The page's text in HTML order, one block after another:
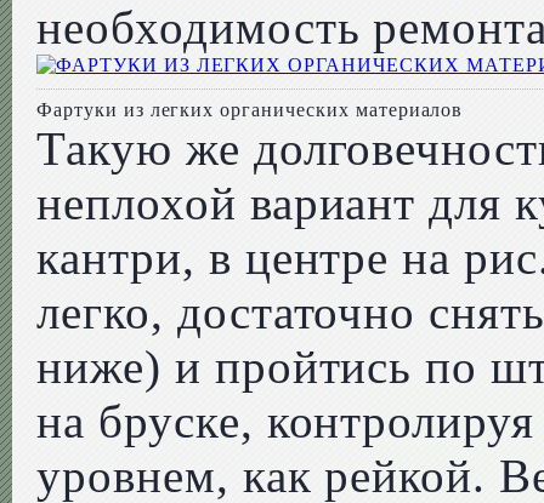
необходимость
Фартуки из легких органических материалов
Такую же
неплохой вариант для
кантри, в центре на
легко, достаточно
ниже) и пройтись по
на бруске,
уровнем, как рейкой.